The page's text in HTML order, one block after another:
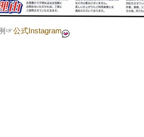
☞公式Instagram